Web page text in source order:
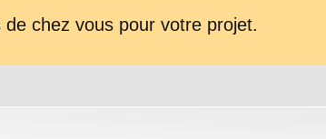
chez vous pour votre projet.